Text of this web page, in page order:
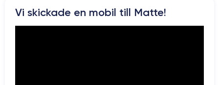
Pour découvrir toutes les caractéristiques de ce smartphone,
Vi skickade en mobil till Matte!